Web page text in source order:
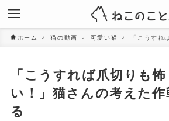
ホーム 猫の動画 可愛い猫 「こうす
「こうすれば爪切りも
い！」猫さんの考えた
る